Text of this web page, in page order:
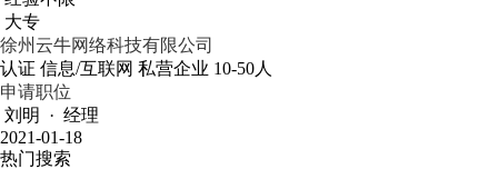
大专
徐州云牛网络科技有限公司
认证 信息/互联网 私营企业 10-50人
申请职位
刘明 · 经理
2021-01-18
热门搜索